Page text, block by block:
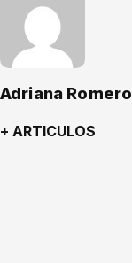
Adriana Romero
+ ARTICULOS